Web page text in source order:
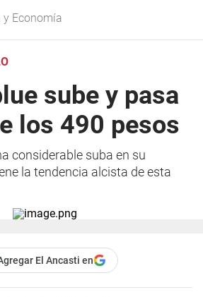
y Economía
sube y pasa
los 490 pesos
considerable suba en su
la tendencia alcista de esta
El Ancasti en